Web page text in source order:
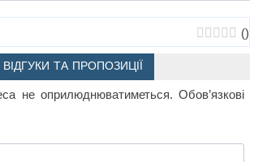
()
ВІДГУКИ ТА ПРОПОЗИЦІЇ
не оприлюднюватиметься. Обов’язкові